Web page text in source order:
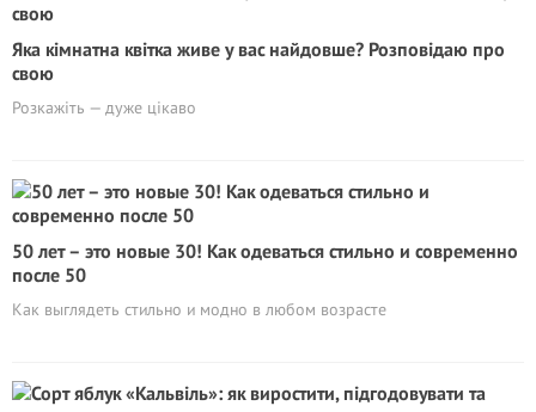
Яка кімнатна квітка живе у вас найдовше? Розповідаю про
свою
Розкажіть — дуже цікаво
50 лет – это новые 30! Как одеваться стильно и современно
после 50
Как выглядеть стильно и модно в любом возрасте